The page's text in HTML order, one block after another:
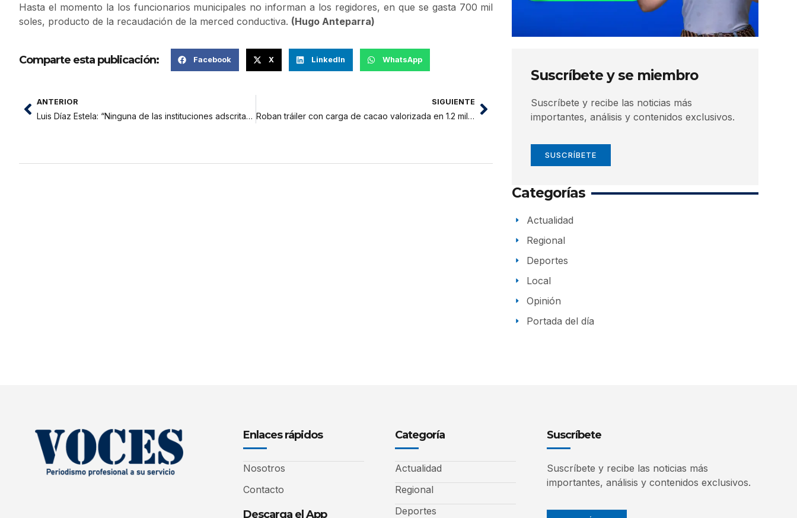
Hasta el momento la los funcionarios municipales no informan a los regidores, en que se gasta 700 mil
soles, producto de la recaudación de la merced conductiva. (Hugo Anteparra)
Comparte esta publicación: Facebook X LinkedIn WhatsApp
ANTERIOR
Luis Díaz Estela: “Ninguna de las instituciones adscritas al Ministerio de Agricultura está realmente descentralizadas”
SIGUIENTE
Roban tráiler con carga de cacao valorizada en 1.2 millones de soles
Suscríbete y se miembro
Suscríbete y recibe las noticias más
importantes, análisis y contenidos exclusivos.
SUSCRÍBETE
Categorías
Actualidad
Regional
Deportes
Local
Opinión
Portada del día
Enlaces rápidos
Nosotros
Contacto
Descarga el App
Categoría
Actualidad
Regional
Deportes
Suscríbete
Suscríbete y recibe las noticias más
importantes, análisis y contenidos exclusivos.